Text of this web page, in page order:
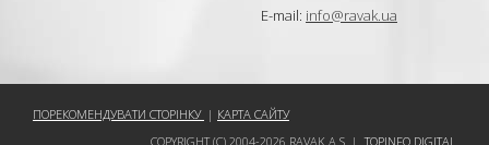
E-mail: info@ravak.ua
ПОРЕКОМЕНДУВАТИ СТОРІНКУ | КАРТА САЙТУ
COPYRIGHT (C) 2004-2026 RAVAK A.S. |TOPINFO DIGITAL